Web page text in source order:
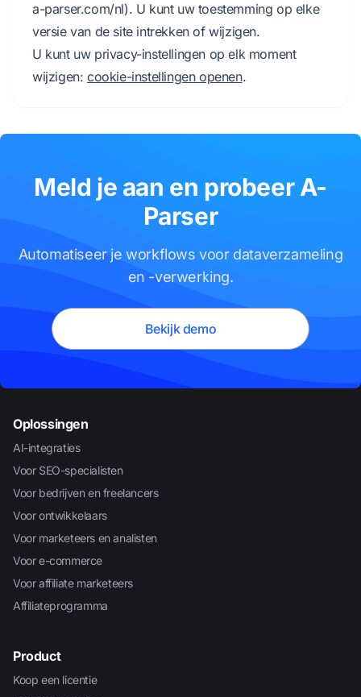
a-parser.com/nl). U kunt uw toestemming op elke
versie van de site intrekken of wijzigen.
U kunt uw privacy-instellingen op elk moment
wijzigen: cookie-instellingen openen.
Meld je aan en probeer A-
Parser
Automatiseer je workflows voor dataverzameling
en -verwerking.
Bekijk demo
Oplossingen
AI-integraties
Voor SEO-specialisten
Voor bedrijven en freelancers
Voor ontwikkelaars
Voor marketeers en analisten
Voor e-commerce
Voor affiliate marketeers
Affiliateprogramma
Product
Koop een licentie